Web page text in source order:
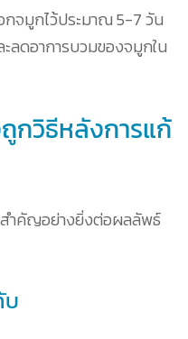
กจมูกไว้ประมาณ 5-7 วัน
ลดอาการบวมของจมูกใน
กวิธีหลังการแก้
ำคัญอย่างยิ่งต่อผลลัพธ์
บ